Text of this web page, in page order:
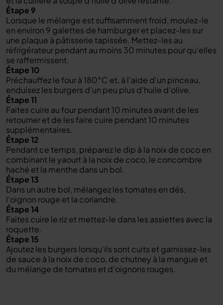
Étape 9
Lorsque le mélange est suffisamment froid, moulez-le
en environ 9 galettes de hamburger et placez-les sur
une plaque à pâtisserie tapissée. Mettez-les au
réfrigérateur pendant au moins 30 minutes pour qu'elles
se raffermissent.
Étape 10
Préchauffez le four à 180°C et, à l'aide d'un pinceau,
enduisez les burgers d'un peu plus d'huile d'olive.
Étape 11
Faites cuire au four pendant 10 minutes avant de les
retourner et de les faire cuire pendant 10 minutes
supplémentaires.
Étape 12
Pendant ce temps, préparez le dip à la noix de coco en
combinant le yaourt à la noix de coco, le concombre
haché et la menthe dans un bol.
Étape 13
Dans un autre bol, mélangez les tomates en dés,
l'oignon rouge et la coriandre.
Étape 14
Faites cuire le riz et mettez-le dans les assiettes avec la
roquette.
Étape 15
Ajoutez les burgers lorsqu'ils sont cuits et garnissez-les
de sauce à la noix de coco, de chutney à la mangue et
du mélange de tomates et d'oignons rouges.